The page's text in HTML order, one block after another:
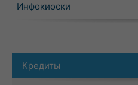
Инфокиоски
Кредиты